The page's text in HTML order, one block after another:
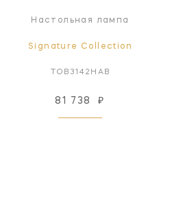
Настольная лампа
Signature Collection
TOB3142HAB
81 738 ₽